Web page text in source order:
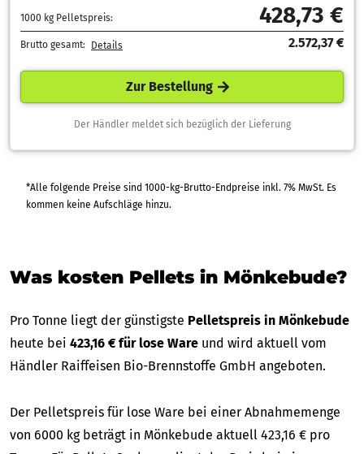
1000 kg Pelletspreis: 428,73 €
Brutto gesamt: Details 2.572,37 €
Zur Bestellung
Der Händler meldet sich bezüglich der Lieferung
*Alle folgende Preise sind 1000-kg-Brutto-Endpreise inkl. 7% MwSt. Es
kommen keine Aufschläge hinzu.
Was kosten Pellets in Mönkebude?
Pro Tonne liegt der günstigste Pelletspreis in Mönkebude
heute bei 423,16 € für lose Ware und wird aktuell vom
Händler Raiffeisen Bio-Brennstoffe GmbH angeboten.
Der Pelletspreis für lose Ware bei einer Abnahmemenge
von 6000 kg beträgt in Mönkebude aktuell 423,16 € pro